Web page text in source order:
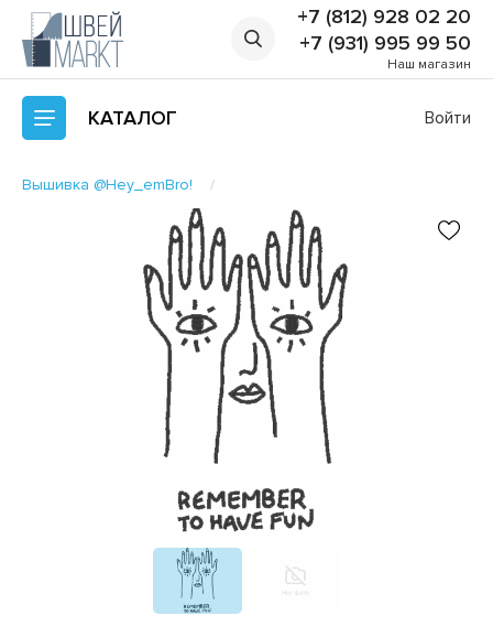
+7 (812) 928 02 20
+7 (931) 995 99 50
Наш магазин
КАТАЛОГ Войти
Вышивка @Hey_emBro!